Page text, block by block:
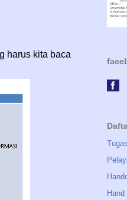
harus kita baca